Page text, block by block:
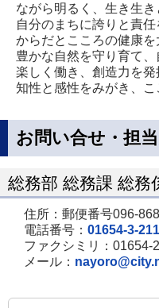
ながら明るく、生き生き
自分のまちに誇りと責
からだとこころの健康
豊かな自然を守り育て
楽しく働き、創造力を
知性と感性をみがき、
お問い合せ・担
総務部 総務課 総務
住所：郵便番号096-
電話番号： 01654-3-
ファクシミリ：01654-
メール：